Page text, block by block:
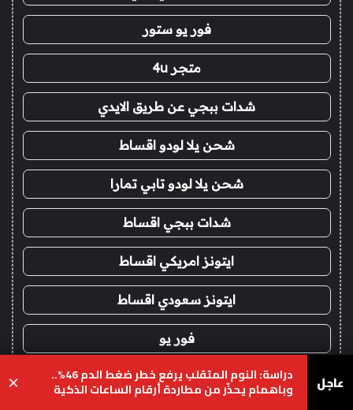
فور يو ستور
متجر 4u
شدات ببجي عن طريق الايدي
شحن يلا لودو اقساط
شحن يلا لودو تابي تمارا
شدات ببجي اقساط
ايتونز امريكي اقساط
ايتونز سعودي اقساط
فور يو
شحن شدات ببجي عاجل دراسة: النوم المتقلب يرفع خطر ضغط الدم 46%..
وباهمام يحذّر من مطاردة أرقام الساعات الذكية ×